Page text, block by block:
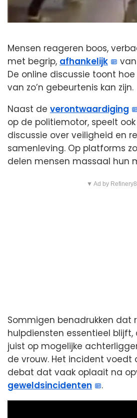
Mensen reageren boos,
met begrip, afhankelijk
De online discussie toont
van zo’n gebeurtenis kan zijn.
Naast de verontwaardiging
op de politiemotor, speelt
discussie over veiligheid en
samenleving. Op platforms
delen mensen massaal hun
▼ Ad by
Sommigen benadrukken dat
hulpdiensten essentieel blijft,
juist op mogelijke
de vrouw. Het incident voedt
debat dat vaak oplaait na
geweldsincidenten
.